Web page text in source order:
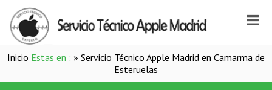
Inicio Estas en : » Servicio Técnico Apple Madrid en Camarma de
Esteruelas